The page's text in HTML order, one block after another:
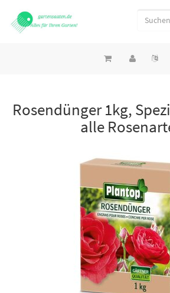
Rosendünger 1kg,
alle